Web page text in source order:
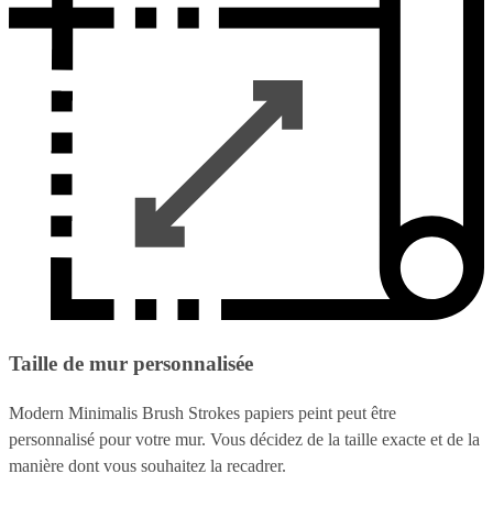
Taille de mur personnalisée
Modern Minimalis Brush Strokes papiers peint peut être
personnalisé pour votre mur. Vous décidez de la taille exacte et de la
manière dont vous souhaitez la recadrer.